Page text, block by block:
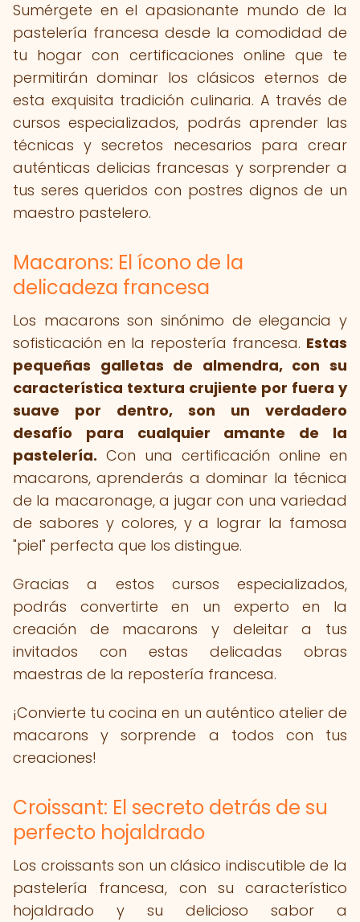
Sumérgete en el apasionante mundo de la
pastelería francesa desde la comodidad de
tu hogar con certificaciones online que te
permitirán dominar los clásicos eternos de
esta exquisita tradición culinaria. A través de
cursos especializados, podrás aprender las
técnicas y secretos necesarios para crear
auténticas delicias francesas y sorprender a
tus seres queridos con postres dignos de un
maestro pastelero.
Macarons: El ícono de la
delicadeza francesa
Los macarons son sinónimo de elegancia y
sofisticación en la repostería francesa. Estas
pequeñas galletas de almendra, con su
característica textura crujiente por fuera y
suave por dentro, son un verdadero
desafío para cualquier amante de la
pastelería. Con una certificación online en
macarons, aprenderás a dominar la técnica
de la macaronage, a jugar con una variedad
de sabores y colores, y a lograr la famosa
"piel" perfecta que los distingue.
Gracias a estos cursos especializados,
podrás convertirte en un experto en la
creación de macarons y deleitar a tus
invitados con estas delicadas obras
maestras de la repostería francesa.
¡Convierte tu cocina en un auténtico atelier de
macarons y sorprende a todos con tus
creaciones!
Croissant: El secreto detrás de su
perfecto hojaldrado
Los croissants son un clásico indiscutible de la
pastelería francesa, con su característico
hojaldrado y su delicioso sabor a